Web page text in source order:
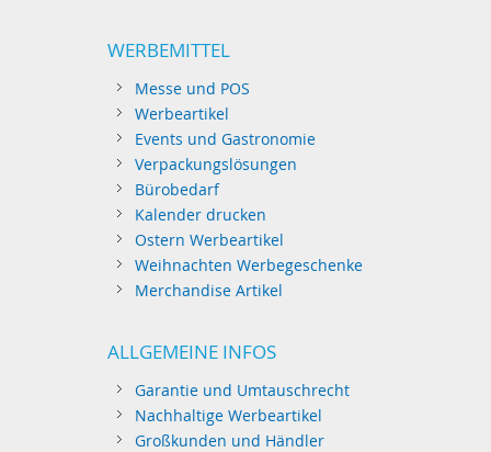
WERBEMITTEL
Messe und POS
Werbeartikel
Events und Gastronomie
Verpackungslösungen
Bürobedarf
Kalender drucken
Ostern Werbeartikel
Weihnachten Werbegeschenke
Merchandise Artikel
ALLGEMEINE INFOS
Garantie und Umtauschrecht
Nachhaltige Werbeartikel
Großkunden und Händler